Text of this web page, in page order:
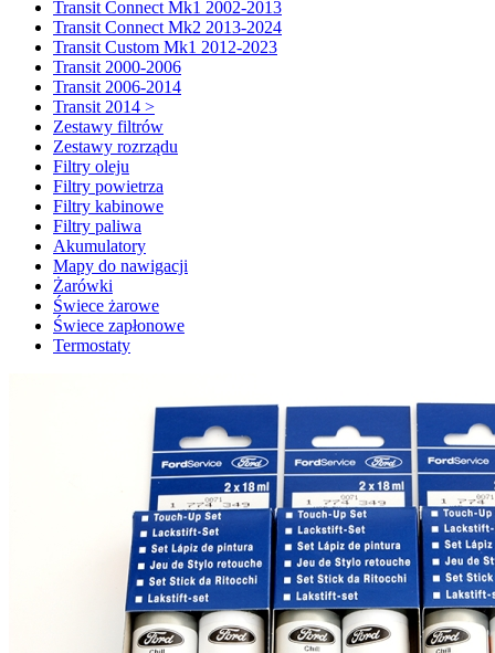
Transit Connect Mk1 2002-2013
Transit Connect Mk2 2013-2024
Transit Custom Mk1 2012-2023
Transit 2000-2006
Transit 2006-2014
Transit 2014 >
Zestawy filtrów
Zestawy rozrządu
Filtry oleju
Filtry powietrza
Filtry kabinowe
Filtry paliwa
Akumulatory
Mapy do nawigacji
Żarówki
Świece żarowe
Świece zapłonowe
Termostaty